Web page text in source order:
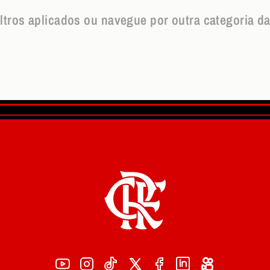
aplicados ou navegue por outra categoria